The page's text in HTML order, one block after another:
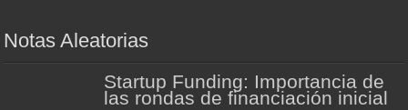
Notas Aleatorias
Startup Funding: Importancia de
las rondas de financiación inicial